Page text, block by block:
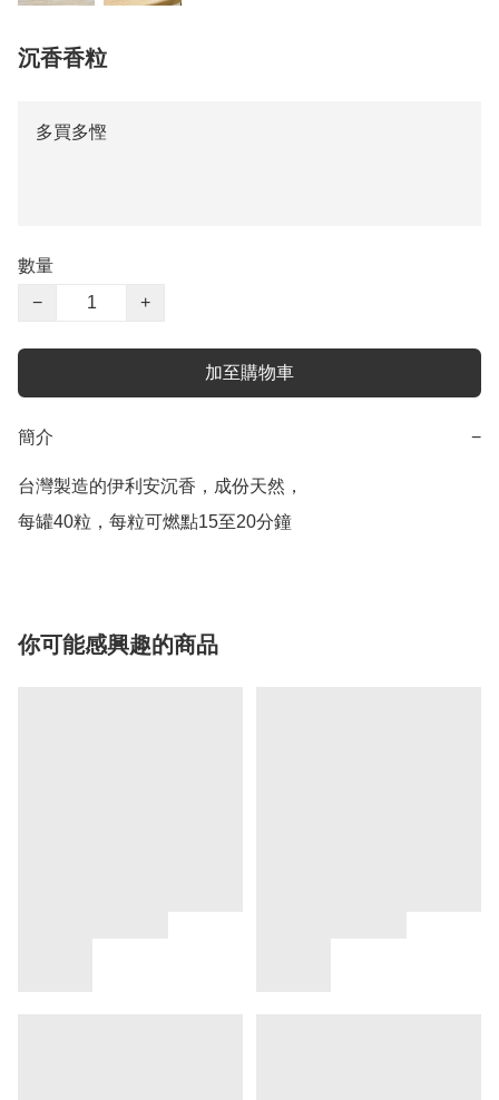
沉香香粒
多買多慳
數量
−
+
加至購物車
簡介 −
台灣製造的伊利安沉香，成份天然，
每罐40粒，每粒可燃點15至20分鐘
你可能感興趣的商品